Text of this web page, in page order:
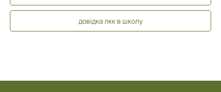
довідка лкк в школу